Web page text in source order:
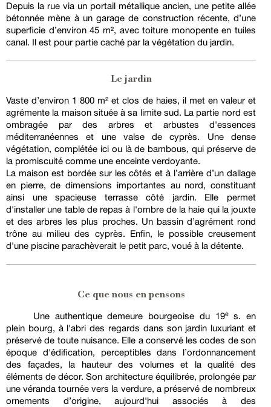
Depuis la rue via un portail métallique ancien, une petite allée
bétonnée mène à un garage de construction récente, d’une
superficie d’environ 45 m², avec toiture monopente en tuiles
canal. Il est pour partie caché par la végétation du jardin.
Le jardin
Vaste d’environ 1 800 m² et clos de haies, il met en valeur et
agrémente la maison située à sa limite sud. La partie nord est
ombragée par des arbres et arbustes d'essences
méditerranéennes et une valse de cyprès. Une dense
végétation, complétée ici ou là de bambous, qui préserve de
la promiscuité comme une enceinte verdoyante.
La maison est bordée sur les côtés et à l’arrière d’un dallage
en pierre, de dimensions importantes au nord, constituant
ainsi une spacieuse terrasse côté jardin. Elle permet
d'installer une table de repas à l'ombre de la haie qui la jouxte
et des arbres les plus proches. Un bassin d’agrément rond
trône au milieu des cyprès. Enfin, le possible creusement
d'une piscine parachèverait le petit parc, voué à la détente.
Ce que nous en pensons
Une authentique demeure bourgeoise du 19ᵉ s. en
plein bourg, à l'abri des regards dans son jardin luxuriant et
préservé de toute nuisance. Elle a conservé les codes de son
époque d'édification, perceptibles dans l’ordonnancement
des façades, la hauteur des volumes et la qualité des
éléments de décor. Son architecture équilibrée, prolongée par
une véranda tournée vers la verdure, a préservé de nombreux
ornements d’origine, aujourd'hui associés à des